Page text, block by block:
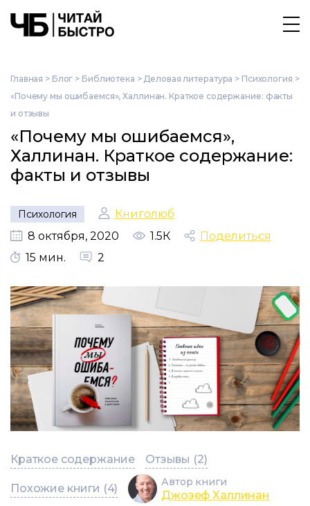
Главная > Блог > Библиотека > Деловая литература > Психология >
«Почему мы ошибаемся», Халлинан. Краткое содержание: факты
и отзывы
«Почему мы ошибаемся»,
Халлинан. Краткое содержание:
факты и отзывы
Психология
Книголюб
8 октября, 2020
1.5К
Поделиться
15 мин.
2
Краткое содержание Отзывы (2)
Похожие книги (4) Автор книги
Джозеф Халлинан